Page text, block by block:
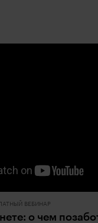
ВЕБИНАР
о чем